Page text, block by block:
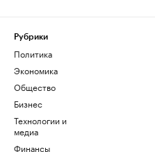
Рубрики
Политика
Экономика
Общество
Бизнес
Технологии и
медиа
Финансы